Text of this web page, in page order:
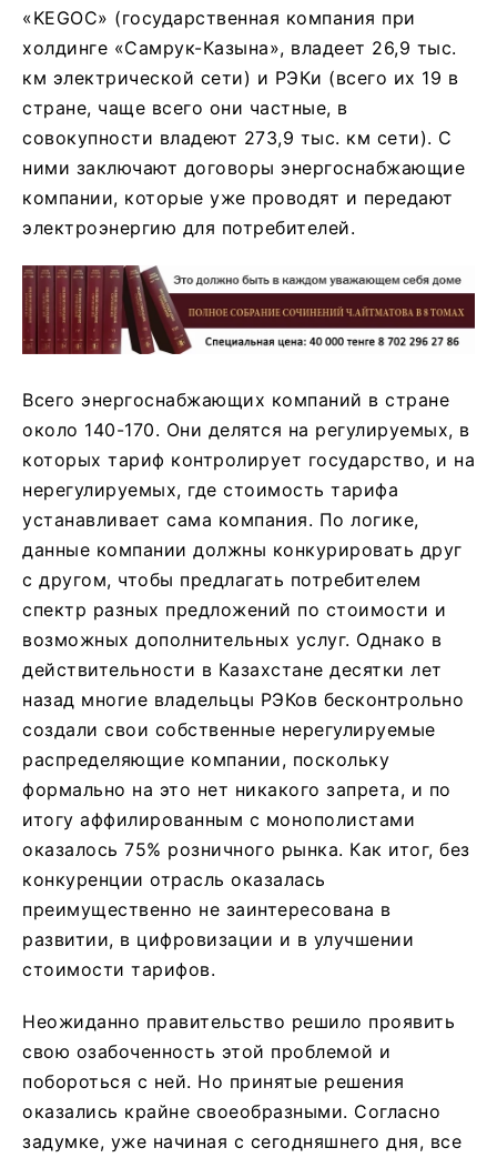
«KEGOC» (государственная компания при
холдинге «Самрук-Казына», владеет 26,9 тыс.
км электрической сети) и РЭКи (всего их 19 в
стране, чаще всего они частные, в
совокупности владеют 273,9 тыс. км сети). С
ними заключают договоры энергоснабжающие
компании, которые уже проводят и передают
электроэнергию для потребителей.
Всего энергоснабжающих компаний в стране
около 140-170. Они делятся на регулируемых, в
которых тариф контролирует государство, и на
нерегулируемых, где стоимость тарифа
устанавливает сама компания. По логике,
данные компании должны конкурировать друг
с другом, чтобы предлагать потребителем
спектр разных предложений по стоимости и
возможных дополнительных услуг. Однако в
действительности в Казахстане десятки лет
назад многие владельцы РЭКов бесконтрольно
создали свои собственные нерегулируемые
распределяющие компании, поскольку
формально на это нет никакого запрета, и по
итогу аффилированным с монополистами
оказалось 75% розничного рынка. Как итог, без
конкуренции отрасль оказалась
преимущественно не заинтересована в
развитии, в цифровизации и в улучшении
стоимости тарифов.
Неожиданно правительство решило проявить
свою озабоченность этой проблемой и
побороться с ней. Но принятые решения
оказались крайне своеобразными. Согласно
задумке, уже начиная с сегодняшнего дня, все